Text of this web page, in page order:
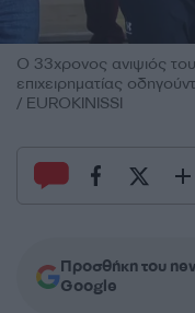
O 33χρονος ανιψιός
επιχειρηματίας
/ EUROKINISSI
Προσθήκη του
Google